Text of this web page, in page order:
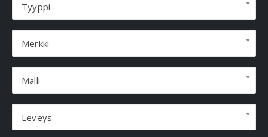
Tyyppi
Merkki
Malli
Leveys